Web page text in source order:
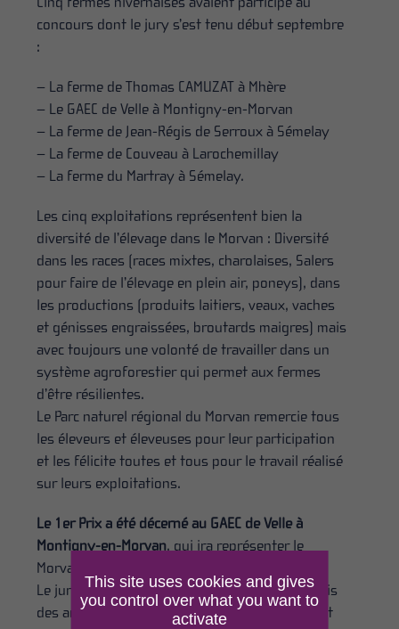
concours dont le jury s’est tenu début septembre
:
– La ferme de Thomas CAMUZAT à Mhère
– Le GAEC de Velle à Montigny-en-Morvan
– La ferme de Jean-Régis de Serroux à Sémelay
– La ferme de Couveau à Larochemillay
– La ferme du Martray à Sémelay.
Les cinq exploitations représentent bien la
diversité de l’élevage dans le Morvan : Diversité
dans les races (races mixtes, charolaises, Salers
pour faire de l’élevage en plein air, poneys), dans
les productions (produits laitiers, veaux, vaches
et génisses engraissées, broutards maigres) mais
avec toujours une volonté de travailler dans un
système agroforestier qui permet aux fermes
d’être résilientes.
Le Parc naturel régional du Morvan remercie tous
les éleveurs et éleveuses pour leur participation
et les félicite toutes et tous pour le travail réalisé
sur leurs exploitations.
Le 1er Prix a été décerné au GAEC de Velle à
Montigny-en-Morvan, qui ira représenter le
Morvan au concours national.
Le jury a salué la démarche mise en place depuis
des années et la complexité du système qui fait
This site uses cookies and gives
you control over what you want to
activate